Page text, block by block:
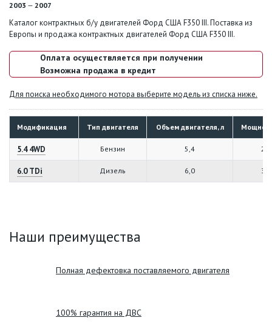
2003 — 2007
Каталог контрактных б/у двигателей Форд США F350 III. Поставка из
Европы и продажа контрактных двигателей Форд США F350 III.
Оплата осуществляется при получении
Возможна продажа в кредит
Для поиска необходимого мотора выберите модель из списка ниже.
Модификация Тип двигателя Объем двигателя, л
5.4 4WD Бензин 5,4
6.0 TDi Дизель 6,0
Наши преимущества
Полная дефектовка поставляемого двигателя
100% гарантия на ДВС